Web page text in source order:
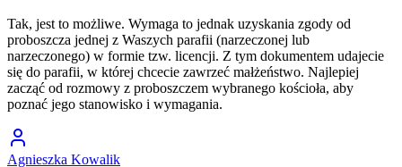
Tak, jest to możliwe. Wymaga to jednak uzyskania zgody od
proboszcza jednej z Waszych parafii (narzeczonej lub
narzeczonego) w formie tzw. licencji. Z tym dokumentem udajecie
się do parafii, w której chcecie zawrzeć małżeństwo. Najlepiej
zacząć od rozmowy z proboszczem wybranego kościoła, aby
poznać jego stanowisko i wymagania.
Agnieszka Kowalik